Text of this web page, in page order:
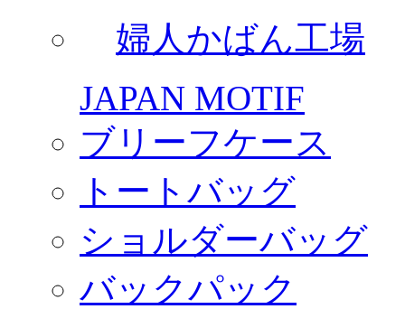
婦人かばん工場
JAPAN MOTIF
ブリーフケース
トートバッグ
ショルダーバッグ
バックパック